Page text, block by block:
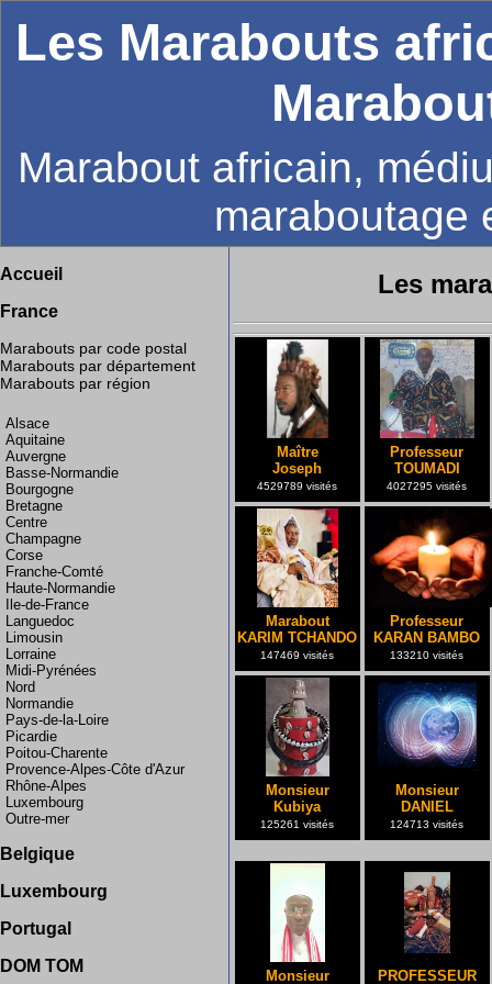
Les Marabouts
Marabout africain,
maraboutage
Accueil
France
Marabouts par code postal
Marabouts par département
Marabouts par région
Alsace
Aquitaine
Auvergne
Basse-Normandie
Bourgogne
Bretagne
Centre
Champagne
Corse
Franche-Comté
Haute-Normandie
Ile-de-France
Languedoc
Limousin
Lorraine
Midi-Pyrénées
Nord
Normandie
Pays-de-la-Loire
Picardie
Poitou-Charente
Provence-Alpes-Côte d'Azur
Rhône-Alpes
Luxembourg
Outre-mer
Allemagne
Bruxelles
France
Portugal
Martinique Guadeloupe
La Réunion
Belgique
Luxembourg
Portugal
DOM TOM
Les
Maître
Joseph
4529789 visités
Professeur
TOUMADI
4027295 visités
Marabout
KARIM TCHANDO
147469 visités
Professeur
KARAN BAMBO
133210 visités
Monsieur
Kubiya
125261 visités
Monsieur
DANIEL
124713 visités
Monsieur
PROFESSEUR